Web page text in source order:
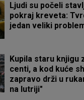
Ljudi su počeli
pokraj kreveta:
jedan veliki
Kupila staru knjigu
centi, a kod kuće
zapravo drži u
na lutriji"